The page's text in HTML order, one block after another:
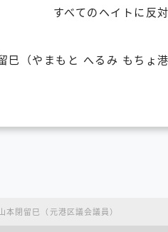
すべてのヘイトに反
巳（やまもと へるみ もちょ港
閉留巳（元港区議会議員）